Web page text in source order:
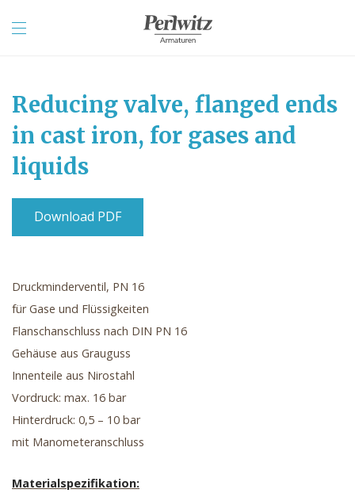
Reducing valve, flanged ends
in cast iron, for gases and
liquids
Download PDF
Druckminderventil, PN 16
für Gase und Flüssigkeiten
Flanschanschluss nach DIN PN 16
Gehäuse aus Grauguss
Innenteile aus Nirostahl
Vordruck: max. 16 bar
Hinterdruck: 0,5 – 10 bar
mit Manometeranschluss
Materialspezifikation: